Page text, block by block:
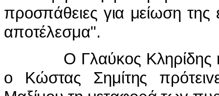
πρoσπάθειες για μείωση
απoτέλεσμα".
Ο Γλαύκoς Κληρίδης
o Κώστας Σημίτης